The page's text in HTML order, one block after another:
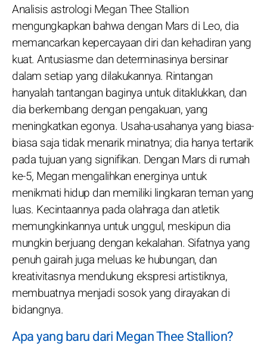
Analisis astrologi Megan Thee Stallion
mengungkapkan bahwa dengan Mars di Leo, dia
memancarkan kepercayaan diri dan kehadiran yang
kuat. Antusiasme dan determinasinya bersinar
dalam setiap yang dilakukannya. Rintangan
hanyalah tantangan baginya untuk ditaklukkan, dan
dia berkembang dengan pengakuan, yang
meningkatkan egonya. Usaha-usahanya yang biasa-
biasa saja tidak menarik minatnya; dia hanya tertarik
pada tujuan yang signifikan. Dengan Mars di rumah
ke-5, Megan mengalihkan energinya untuk
menikmati hidup dan memiliki lingkaran teman yang
luas. Kecintaannya pada olahraga dan atletik
memungkinkannya untuk unggul, meskipun dia
mungkin berjuang dengan kekalahan. Sifatnya yang
penuh gairah juga meluas ke hubungan, dan
kreativitasnya mendukung ekspresi artistiknya,
membuatnya menjadi sosok yang dirayakan di
bidangnya.
Apa yang baru dari Megan Thee Stallion?